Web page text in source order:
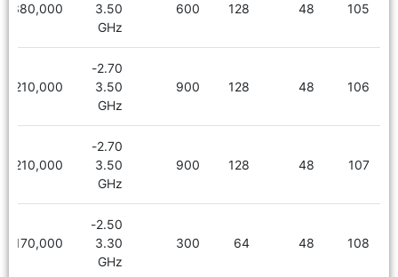
105
48
128
600
3.50
GHz
6,380,000
106
48
128
900
2.70-
3.50
GHz
6,210,000
107
48
128
900
2.70-
3.50
GHz
6,210,000
108
48
64
300
2.50-
3.30
GHz
5,170,000